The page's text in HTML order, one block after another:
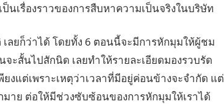
นเรื่องราวของการสืบหาความเป็นจริงในบริษัท
เลยก็ว่าได้ โดยทั้ง 6 ตอนนี้จะมีการหักมุมให้ผู้ชม
จะสั้นไปสักนิด เลยทำให้รายละเอียดมองรวบรัด
งแต่เพราะเหตุว่าเวลาที่มีอยู่ค่อนข้างจะจำกัด แต่
าย ต่อให้มีช่วงซับซ้อนของการหักมุมให้เราได้